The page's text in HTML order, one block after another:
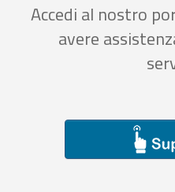
Accedi al nostro
avere